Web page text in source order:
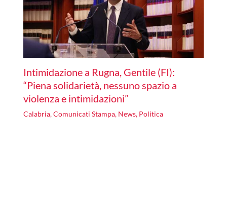
Intimidazione a Rugna, Gentile (FI):
“Piena solidarietà, nessuno spazio a
violenza e intimidazioni”
Calabria,Comunicati Stampa, News, Politica